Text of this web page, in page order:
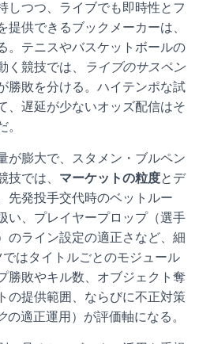
しつつ、ライブでも即時性とフ
提供できるブックメーカーは、
。テニスやバスケットボールの
く競技では、
ライブのサスペン
勝敗を分ける。ハイテンポな試
、遅延が少ないオッズ配信はそ
。
が膨大で、スタメン・ブルペン
技では、 マーケットの粒度とデ
先発投手交代時のベットルー
い、プレイヤープロップ（選手
のライン設定の適正さなど、細
はタイトルごとのモジュール
勝敗やキル数、オブジェクト奪
の提供範囲、ならびに不正対策
の適正運用）が評価軸になる。